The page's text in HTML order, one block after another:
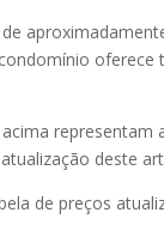
oferece
representam
deste
de preços